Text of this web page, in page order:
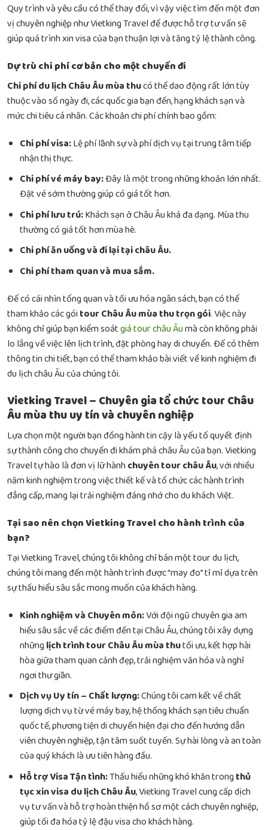
Quy trình và yêu cầu có thể thay đổi, vì vậy việc tìm đến một đơn
vị chuyên nghiệp như Vietking Travel để được hỗ trợ tư vấn sẽ
giúp quá trình xin visa của bạn thuận lợi và tăng tỷ lệ thành công.
Dự trù chi phí cơ bản cho một chuyến đi
Chi phí du lịch Châu Âu mùa thucó thể dao động rất lớn tùy
thuộc vào số ngày đi, các quốc gia bạn đến, hạng khách sạn và
mức chi tiêu cá nhân. Các khoản chi phí chính bao gồm:
Chi phí visa:Lệ phí lãnh sự và phí dịch vụ tại trung tâm tiếp
nhận thị thực.
Chi phí vé máy bay:Đây là một trong những khoản lớn nhất.
Đặt vé sớm thường giúp có giá tốt hơn.
Chi phí lưu trú:Khách sạn ở Châu Âu khá đa dạng. Mùa thu
thường có giá tốt hơn mùa hè.
Chi phí ăn uống và đi lại tại châu Âu.
Chi phí tham quan và mua sắm.
Để có cái nhìn tổng quan và tối ưu hóa ngân sách, bạn có thể
tham khảo các gói tour Châu Âu mùa thu trọn gói. Việc này
không chỉ giúp bạn kiểm soátgiá tour châu Âumà còn không phải
lo lắng về việc lên lịch trình, đặt phòng hay di chuyển. Để có thêm
thông tin chi tiết, bạn có thể tham khảo bài viết vềkinh nghiệm đi
du lịch châu Âucủa chúng tôi.
Vietking Travel – Chuyên gia tổ chức tour Châu
Âu mùa thu uy tín và chuyên nghiệp
Lựa chọn một người bạn đồng hành tin cậy là yếu tố quyết định
sự thành công cho chuyến đi khám phá châu Âu của bạn. Vietking
Travel tự hào là đơn vị lữ hànhchuyên tour châu Âu, với nhiều
năm kinh nghiệm trong việc thiết kế và tổ chức các hành trình
đẳng cấp, mang lại trải nghiệm đáng nhớ cho du khách Việt.
Tại sao nên chọn Vietking Travel cho hành trình của
bạn?
Tại Vietking Travel, chúng tôi không chỉ bán một tour du lịch,
chúng tôi mang đến một hành trình được “may đo” tỉ mỉ dựa trên
sự thấu hiểu sâu sắc mong muốn của khách hàng.
Kinh nghiệm và Chuyên môn:Với đội ngũ chuyên gia am
hiểu sâu sắc về các điểm đến tại Châu Âu, chúng tôi xây dựng
nhữnglịch trình tour Châu Âu mùa thutối ưu, kết hợp hài
hòa giữa tham quan cảnh đẹp, trải nghiệm văn hóa và nghỉ
ngơi thư giãn.
Dịch vụ Uy tín – Chất lượng:Chúng tôi cam kết về chất
lượng dịch vụ từ vé máy bay, hệ thống khách sạn tiêu chuẩn
quốc tế, phương tiện di chuyển hiện đại cho đến hướng dẫn
viên chuyên nghiệp, tận tâm suốt tuyến. Sự hài lòng và an toàn
của quý khách là ưu tiên hàng đầu.
Hỗ trợ Visa Tận tình:Thấu hiểu những khó khăn trongthủ
tục xin visa du lịch Châu Âu, Vietking Travel cung cấp dịch
vụ tư vấn và hỗ trợ hoàn thiện hồ sơ một cách chuyên nghiệp,
giúp tối đa hóa tỷ lệ đậu visa cho khách hàng.